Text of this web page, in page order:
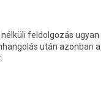
feldolgozás ugyan
után azonban a